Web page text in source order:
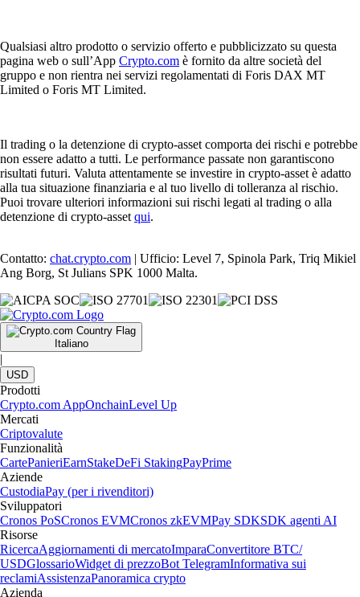
Qualsiasi altro prodotto o servizio offerto e pubblicizzato su questa
pagina web o sull’App Crypto.com è fornito da altre società del
gruppo e non rientra nei servizi regolamentati di Foris DAX MT
Limited o Foris MT Limited.
Il trading o la detenzione di crypto-asset comporta dei rischi e potrebbe
non essere adatto a tutti. Le performance passate non garantiscono
risultati futuri. Valuta attentamente se investire in crypto-asset è adatto
alla tua situazione finanziaria e al tuo livello di tolleranza al rischio.
Puoi trovare ulteriori informazioni sui rischi legati al trading o alla
detenzione di crypto-asset qui.
Contatto: chat.crypto.com | Ufficio: Level 7, Spinola Park, Triq Mikiel
Ang Borg, St Julians SPK 1000 Malta.
Italiano
|
USD
Prodotti
Crypto.com AppOnchainLevel Up
Mercati
Criptovalute
Funzionalità
CartePanieriEarnStakeDeFi StakingPayPrime
Aziende
CustodiaPay (per i rivenditori)
Sviluppatori
Cronos PoSCronos EVMCronos zkEVMPay SDKSDK agenti AI
Risorse
RicercaAggiornamenti di mercatoImparaConvertitore BTC/
USDGlossarioWidget di prezzoBot TelegramInformativa sui
reclamiAssistenzaPanoramica crypto
Azienda